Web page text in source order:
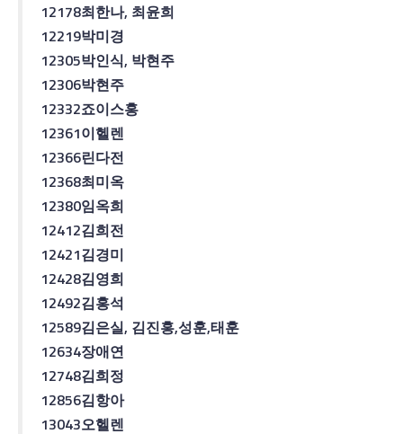
12178최한나, 최윤희
12219박미경
12305박인식, 박현주
12306박현주
12332죠이스홍
12361이헬렌
12366린다전
12368최미옥
12380임옥희
12412김희전
12421김경미
12428김영희
12492김홍석
12589김은실, 김진홍,성훈,태훈
12634장애연
12748김희정
12856김항아
13043오헬렌